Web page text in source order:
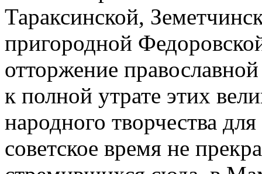
Тараксинской,
пригородной
отторжение
к полной утрате этих
народного творчества
советское время не